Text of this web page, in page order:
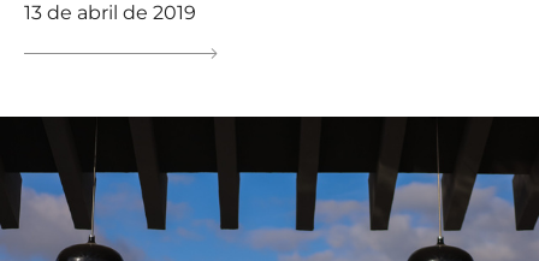
13 de abril de 2019